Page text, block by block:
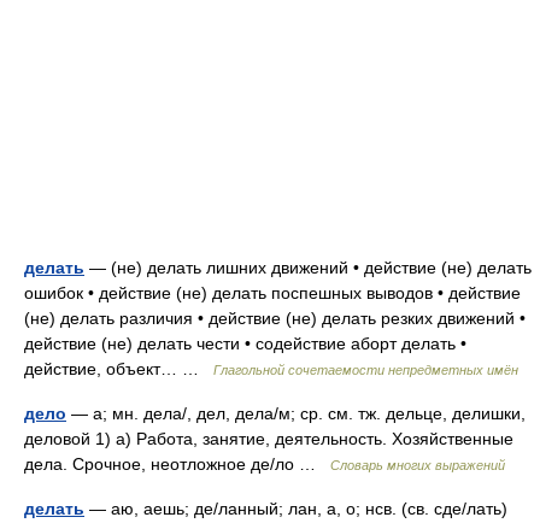
делать — (не) делать лишних движений • действие (не) делать
ошибок • действие (не) делать поспешных выводов • действие
(не) делать различия • действие (не) делать резких движений •
действие (не) делать чести • содействие аборт делать •
действие, объект… …
Глагольной сочетаемости непредметных имён
дело — а; мн. дела/, дел, дела/м; ср. см. тж. дельце, делишки,
деловой 1) а) Работа, занятие, деятельность. Хозяйственные
дела. Срочное, неотложное де/ло …
Словарь многих выражений
делать — аю, аешь; де/ланный; лан, а, о; нсв. (св. сде/лать)